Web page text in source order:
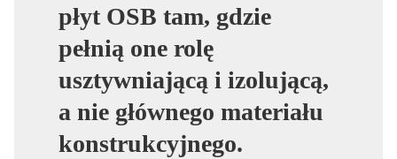
płyt OSB tam, gdzie
pełnią one rolę
usztywniającą i izolującą,
a nie głównego materiału
konstrukcyjnego.